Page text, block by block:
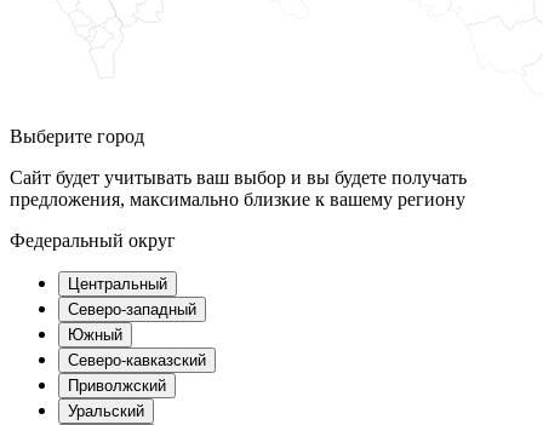
Выберите город
Сайт будет учитывать ваш выбор и вы будете получать
предложения, максимально близкие к вашему региону
Федеральный округ
Центральный
Северо-западный
Южный
Северо-кавказский
Приволжский
Уральский